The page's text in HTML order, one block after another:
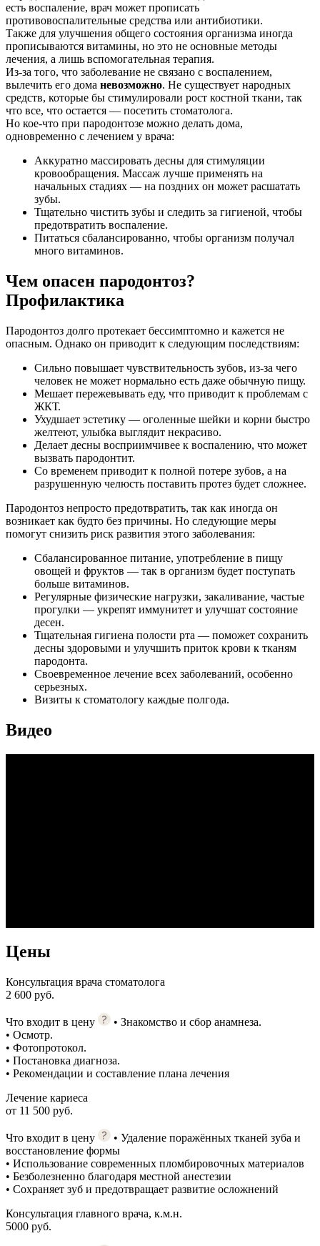
есть воспаление, врач может прописать
противовоспалительные средства или антибиотики.
Также для улучшения общего состояния организма иногда
прописываются витамины, но это не основные методы
лечения, а лишь вспомогательная терапия.
Из-за того, что заболевание не связано с воспалением,
вылечить его дома невозможно. Не существует народных
средств, которые бы стимулировали рост костной ткани, так
что все, что остается — посетить стоматолога.
Но кое-что при пародонтозе можно делать дома,
одновременно с лечением у врача:
Аккуратно массировать десны для стимуляции
кровообращения. Массаж лучше применять на
начальных стадиях — на поздних он может расшатать
зубы.
Тщательно чистить зубы и следить за гигиеной, чтобы
предотвратить воспаление.
Питаться сбалансированно, чтобы организм получал
много витаминов.
Чем опасен пародонтоз?
Профилактика
Пародонтоз долго протекает бессимптомно и кажется не
опасным. Однако он приводит к следующим последствиям:
Сильно повышает чувствительность зубов, из-за чего
человек не может нормально есть даже обычную пищу.
Мешает пережевывать еду, что приводит к проблемам с
ЖКТ.
Ухудшает эстетику — оголенные шейки и корни быстро
желтеют, улыбка выглядит некрасиво.
Делает десны восприимчивее к воспалению, что может
вызвать пародонтит.
Со временем приводит к полной потере зубов, а на
разрушенную челюсть поставить протез будет сложнее.
Пародонтоз непросто предотвратить, так как иногда он
возникает как будто без причины. Но следующие меры
помогут снизить риск развития этого заболевания:
Сбалансированное питание, употребление в пищу
овощей и фруктов — так в организм будет поступать
больше витаминов.
Регулярные физические нагрузки, закаливание, частые
прогулки — укрепят иммунитет и улучшат состояние
десен.
Тщательная гигиена полости рта — поможет сохранить
десны здоровыми и улучшить приток крови к тканям
пародонта.
Своевременное лечение всех заболеваний, особенно
серьезных.
Визиты к стоматологу каждые полгода.
Видео
Цены
Консультация врача стоматолога
2 600 руб.
Что входит в цену
• Знакомство и сбор анамнеза.
• Осмотр.
• Фотопротокол.
• Постановка диагноза.
• Рекомендации и составление плана лечения
Лечение кариеса
от 11 500 руб.
Что входит в цену
• Удаление поражённых тканей зуба и
восстановление формы
• Использование современных пломбировочных материалов
• Безболезненно благодаря местной анестезии
• Сохраняет зуб и предотвращает развитие осложнений
Консультация главного врача, к.м.н.
5000 руб.